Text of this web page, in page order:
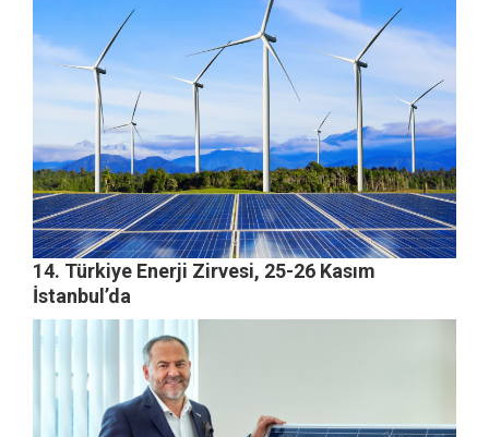
14. Türkiye Enerji Zirvesi, 25-26 Kasım
İstanbul’da